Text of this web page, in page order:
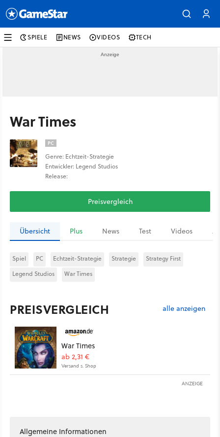
SPIELE NEWS VIDEOS TECH
War Times
PC
Genre: Echtzeit-Strategie
Entwickler: Legend Studios
Release:
Preisvergleich
Übersicht Plus News Test Videos
Spiel PC Echtzeit-Strategie Strategie
Strategy First
Legend Studios
War Times
PREISVERGLEICH alle anzeigen
War Times
ab 2,31 €
Versand s. Shop
ANZEIGE
Allgemeine Informationen